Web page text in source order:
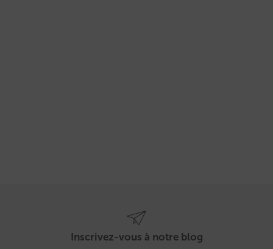
Inscrivez-vous à notre blog